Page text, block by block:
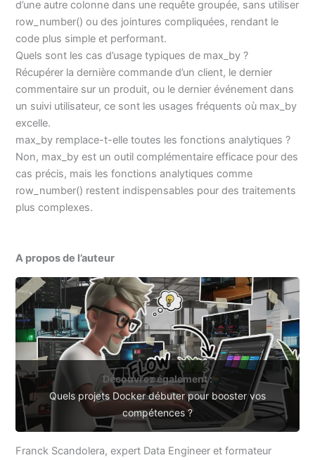
d’une autre colonne dans une requête groupée, sans utiliser
row_number() ou des jointures compliquées, rendant le
code plus simple et performant.
Quels sont les cas d’usage typiques de max_by ?
Récupérer la dernière commande d’un client, le dernier
commentaire sur un produit, ou le dernier événement dans
un suivi utilisateur, ce sont les usages fréquents où max_by
excelle.
max_by remplace-t-elle toutes les fonctions analytiques ?
Non, max_by est un outil complémentaire efficace pour des
cas précis, mais les fonctions analytiques comme
row_number() restent indispensables pour des traitements
plus complexes.
A propos de l’auteur
Découvrez également :
Quels projets Docker débuter pour booster vos
compétences ?
Franck Scandolera, expert Data Engineer et formateur